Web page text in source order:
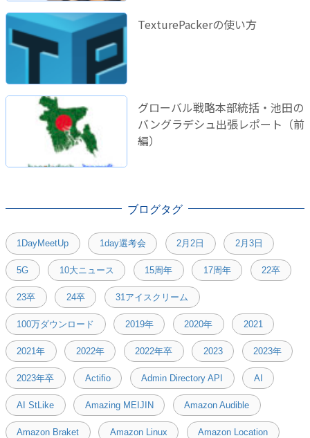
TexturePackerの使い方
グローバル戦略本部統括・池田の
バングラデシュ出張レポート（前
編）
ブログタグ
1DayMeetUp 1day選考会 2月2日 2月3日
5G 10大ニュース 15周年 17周年 22卒
23卒 24卒 31アイスクリーム
100万ダウンロード 2019年 2020年 2021
2021年 2022年 2022年卒 2023 2023年
2023年卒 Actifio Admin Directory API AI
AI StLike Amazing MEIJIN Amazon Audible
Amazon Braket Amazon Linux Amazon Location